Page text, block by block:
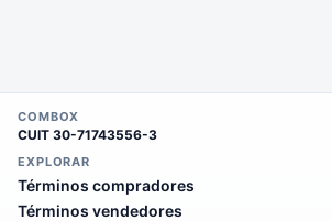
COMBOX
CUIT 30-71743556-3
EXPLORAR
Términos compradores
Términos vendedores